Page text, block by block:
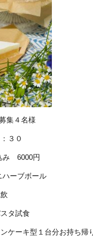
集４名様
３０
み 6000円
ーブボール
タ試食
ケーキ型１台分お持ち帰